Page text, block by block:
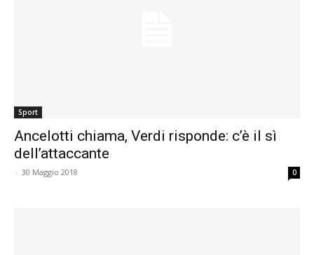
Sport
Ancelotti chiama, Verdi risponde: c’è il sì
dell’attaccante
- 30 Maggio 2018 0